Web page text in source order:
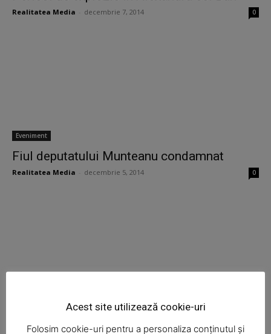
Realitatea Media decembrie 7, 2014 0
Eveniment
Fiul deputatului Munteanu condamnat
Realitatea Media decembrie 5, 2014 0
Acest site utilizează cookie-uri
Folosim cookie-uri pentru a personaliza conținutul și